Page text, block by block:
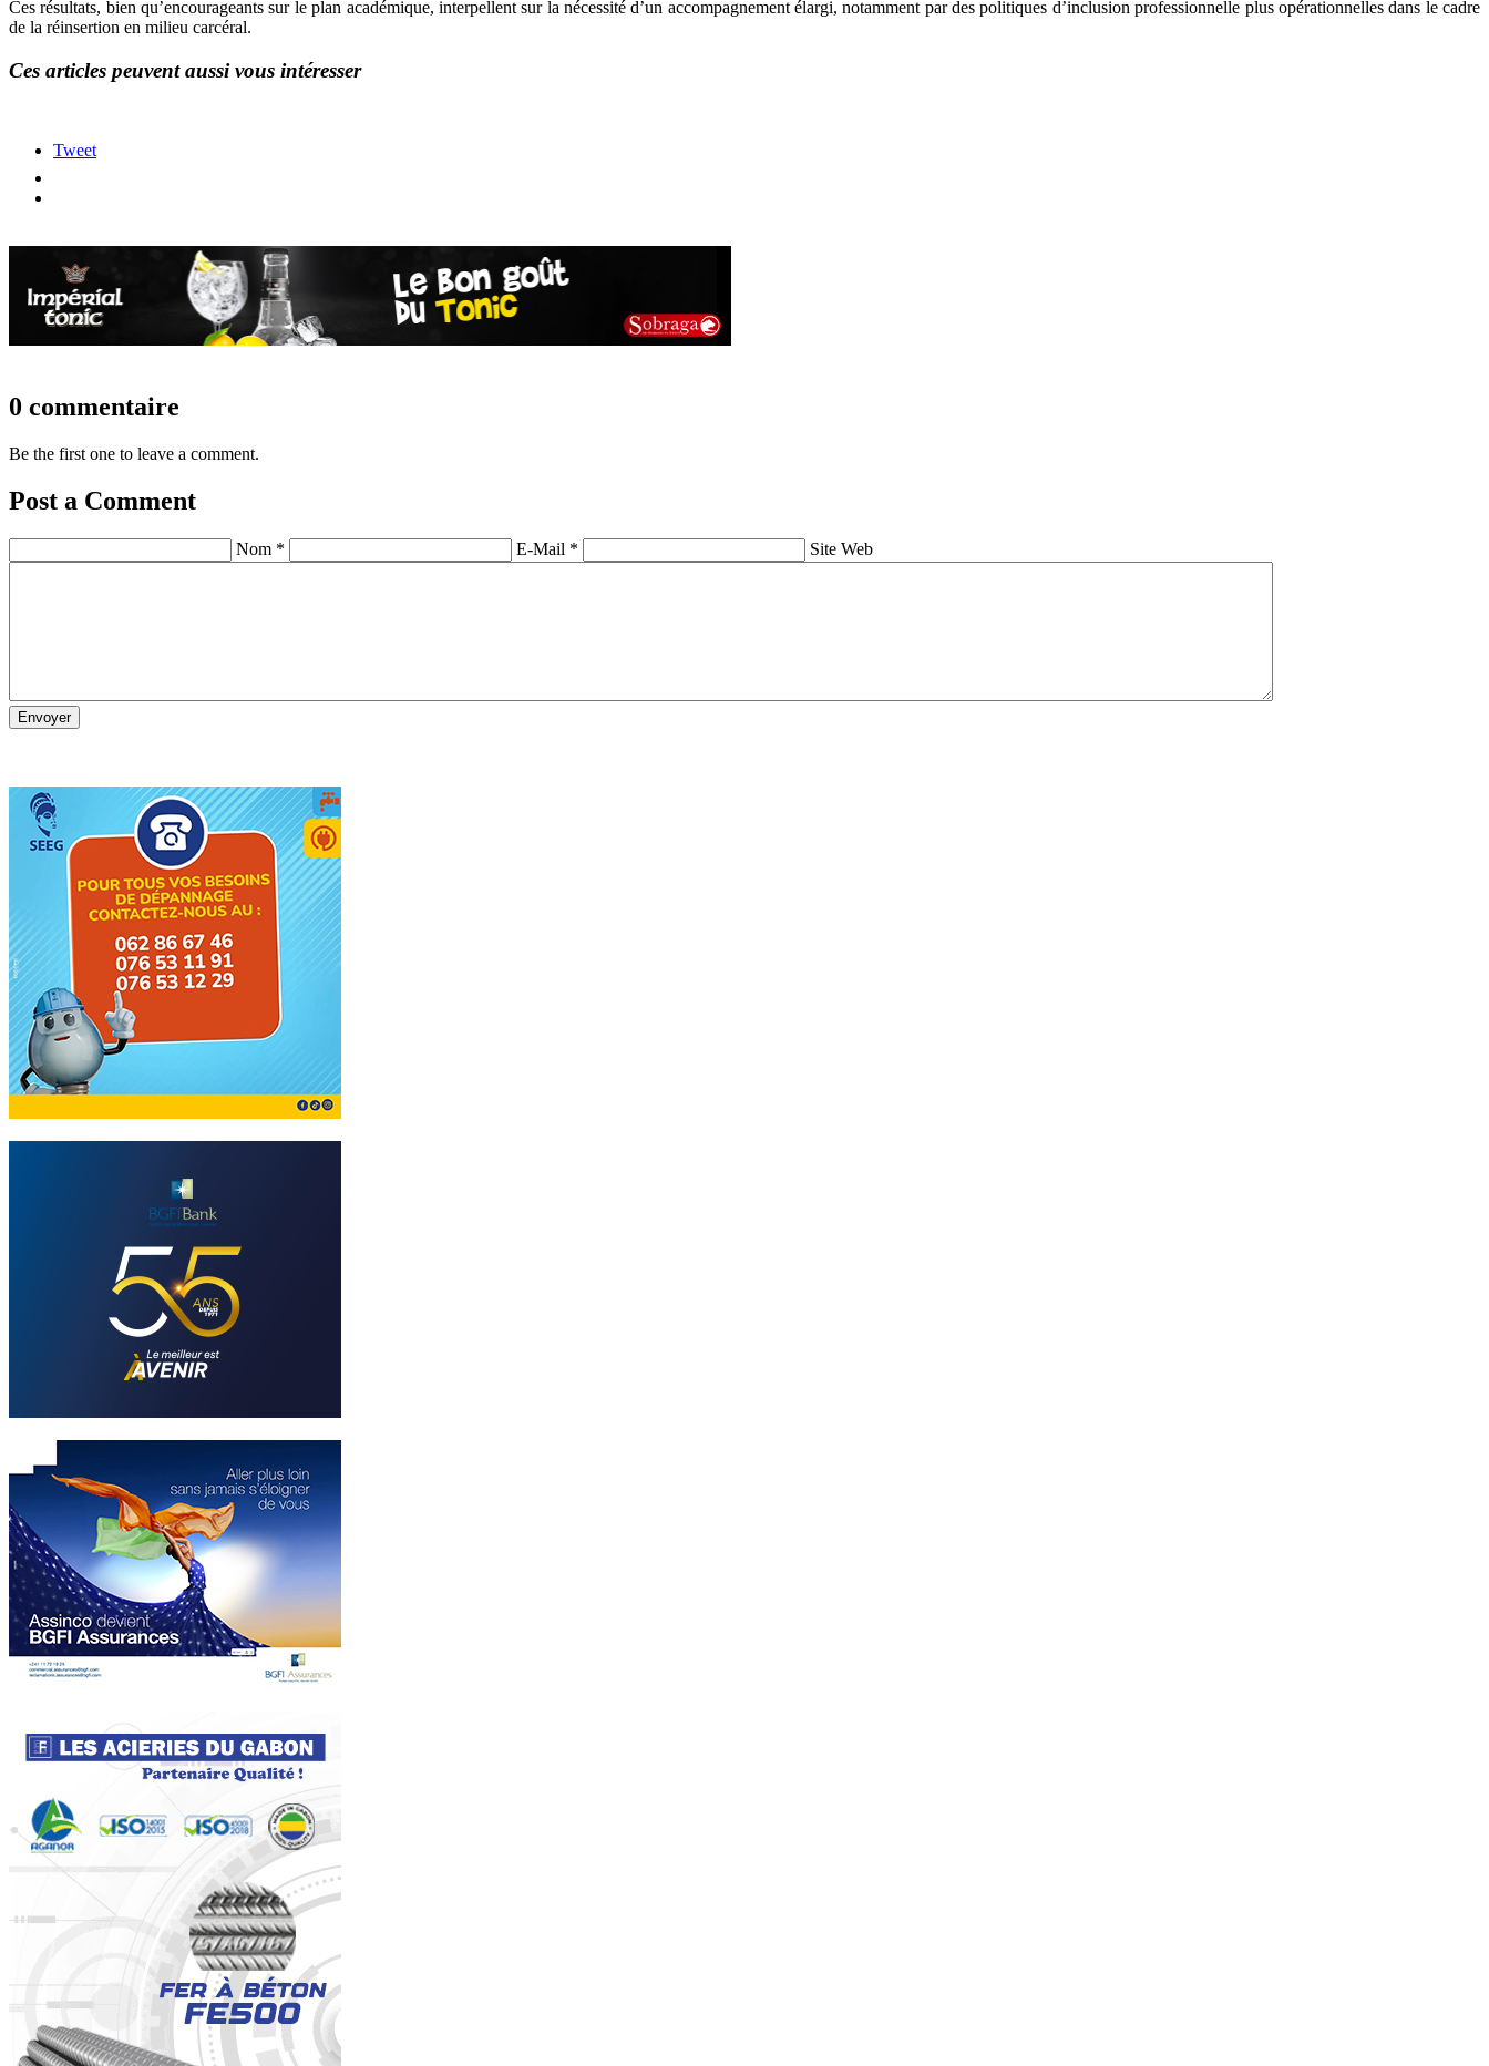
Ces résultats, bien qu’encourageants sur le plan académique, interpellent sur la nécessité d’un accompagnement élargi, notamment par des politiques d’inclusion professionnelle plus opérationnelles dans le cadre
de la réinsertion en milieu carcéral.
Ces articles peuvent aussi vous intéresser
Tweet
0 commentaire
Be the first one to leave a comment.
Post a Comment
Nom * E-Mail * Site Web